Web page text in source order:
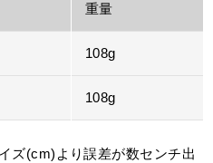
重量
108g
108g
ズ(cm)より誤差が数センチ出